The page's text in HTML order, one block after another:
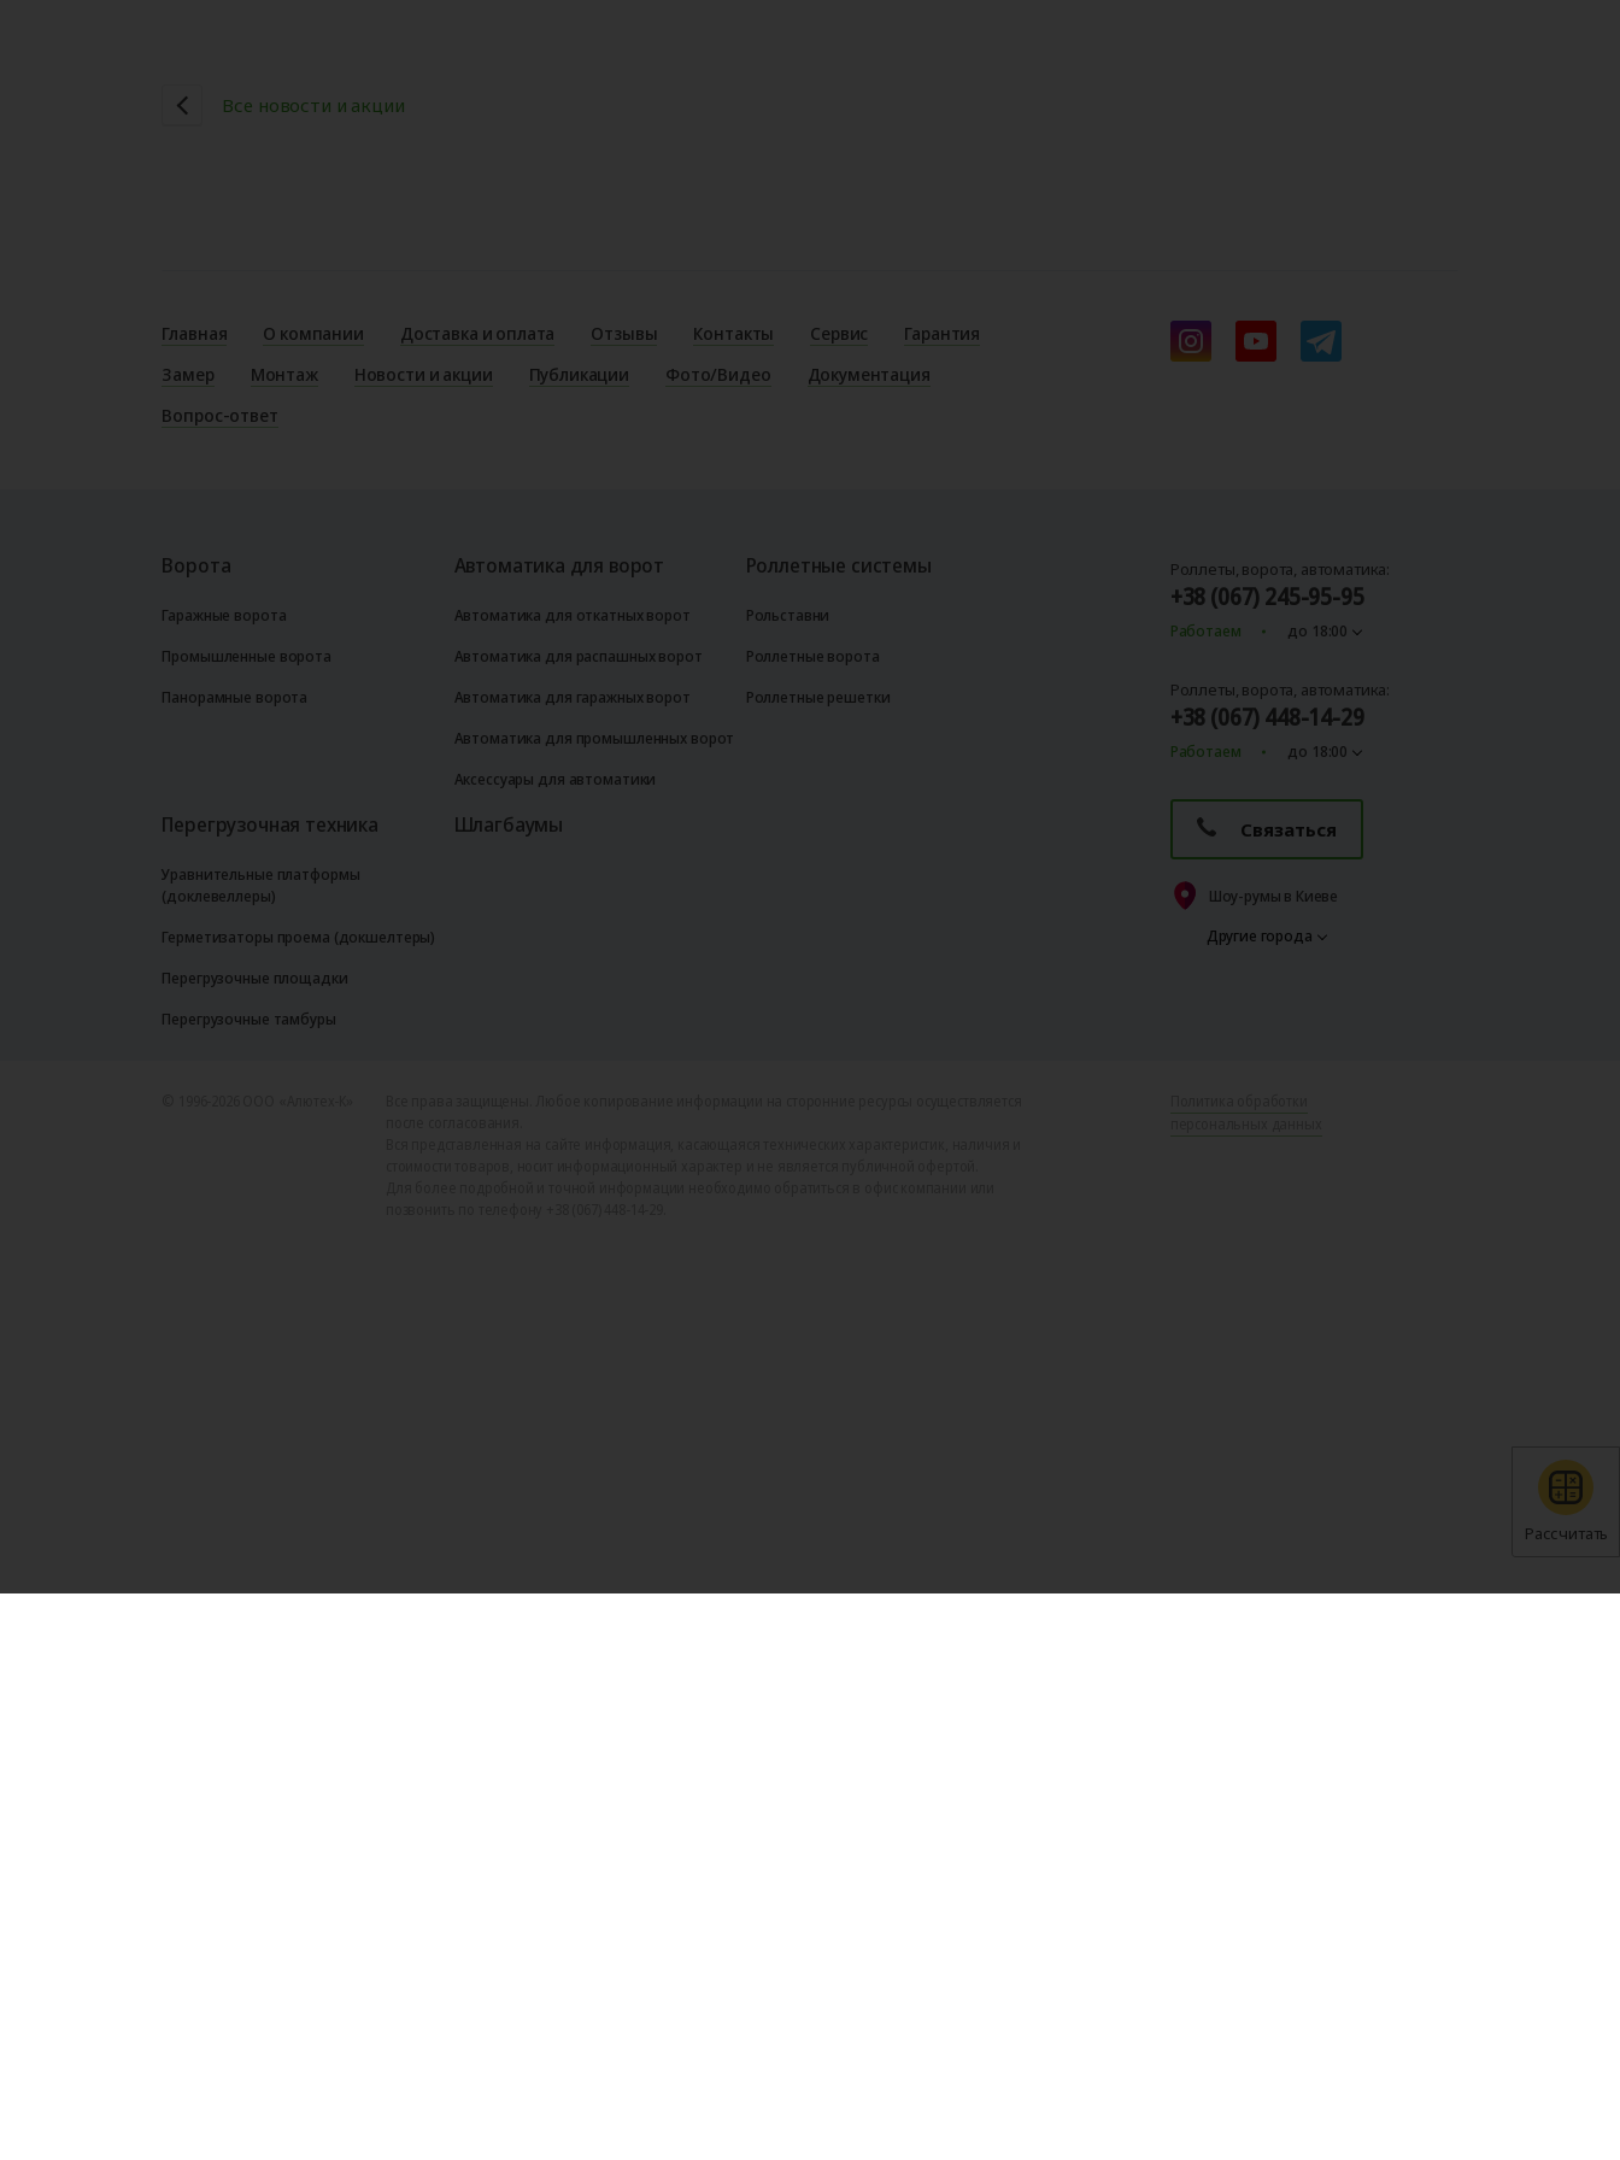
Все новости и акции
Главная О компании Доставка и оплата Отзывы Контакты Сервис
Гарантия
Замер
Монтаж Новости и акции Публикации Фото/Видео
Документация
Вопрос-ответ
Ворота
Гаражные ворота
Промышленные ворота
Панорамные ворота
Автоматика для ворот
Автоматика для откатных ворот
Автоматика для распашных ворот
Автоматика для гаражных ворот
Автоматика для промышленных ворот
Аксессуары для автоматики
Роллетные системы
Рольставни
Роллетные ворота
Роллетные решетки
Перегрузочная техника
Уравнительные платформы
(доклевеллеры)
Герметизаторы проема (докшелтеры)
Перегрузочные площадки
Перегрузочные тамбуры
Шлагбаумы
Роллеты, ворота, автоматика:
+38 (067) 245-95-95
Работаем до 18:00
Роллеты, ворота, автоматика:
+38 (067) 448-14-29
Работаем до 18:00
Связаться
Шоу-румы в Киеве
Другие города
Рассчитать